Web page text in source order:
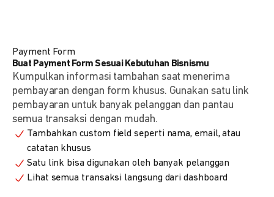
Payment Form
Buat Payment Form Sesuai Kebutuhan Bisnismu
Kumpulkan informasi tambahan saat menerima
pembayaran dengan form khusus. Gunakan satu link
pembayaran untuk banyak pelanggan dan pantau
semua transaksi dengan mudah.
Tambahkan custom field seperti nama, email, atau
catatan khusus
Satu link bisa digunakan oleh banyak pelanggan
Lihat semua transaksi langsung dari dashboard